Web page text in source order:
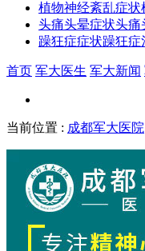
植物神经紊乱症状
头痛头晕症状头痛
躁狂症症状躁狂症
首页 军大医生 军大新闻
当前位置 : 成都军大医院